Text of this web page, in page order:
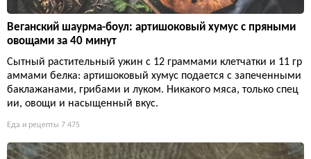
Веганский шаурма-боул: артишоковый хумус с пряными
овощами за 40 минут
Сытный растительный ужин с 12 граммами клетчатки и 11 гр
аммами белка: артишоковый хумус подается с запеченными
баклажанами, грибами и луком. Никакого мяса, только спец
ии, овощи и насыщенный вкус.
Еда и рецепты 7 475